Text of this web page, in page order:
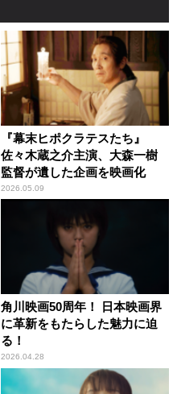
『幕末ヒポクラテスたち』
佐々木蔵之介主演、大森一樹
監督が遺した企画を映画化
2026.05.09
角川映画50周年！ 日本映画界
に革新をもたらした魅力に迫
る！
2026.04.28